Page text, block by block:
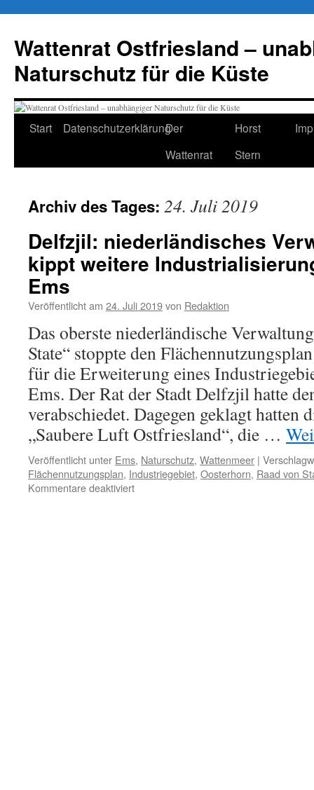
springen
Wattenrat Ostfriesland –
Naturschutz für die Küste
Start DatenschutzerklärungDer
Wattenrat
Horst
Stern
Archiv des Tages: 24. Juli 2019
Delfzjil: niederländisches
kippt weitere
Ems
Veröffentlicht am 24. Juli 2019von Redaktion
Das oberste niederländische
State“ stoppte den
für die Erweiterung eines
Ems. Der Rat der Stadt Delfzjil hatte
verabschiedet. Dagegen geklagt hatten
„Saubere Luft Ostfriesland“, die …
Veröffentlicht unter Ems, Naturschutz, Wattenmeer |
Flächennutzungsplan, Industriegebiet, Oosterhorn, Raad von
Kommentare deaktiviertfür